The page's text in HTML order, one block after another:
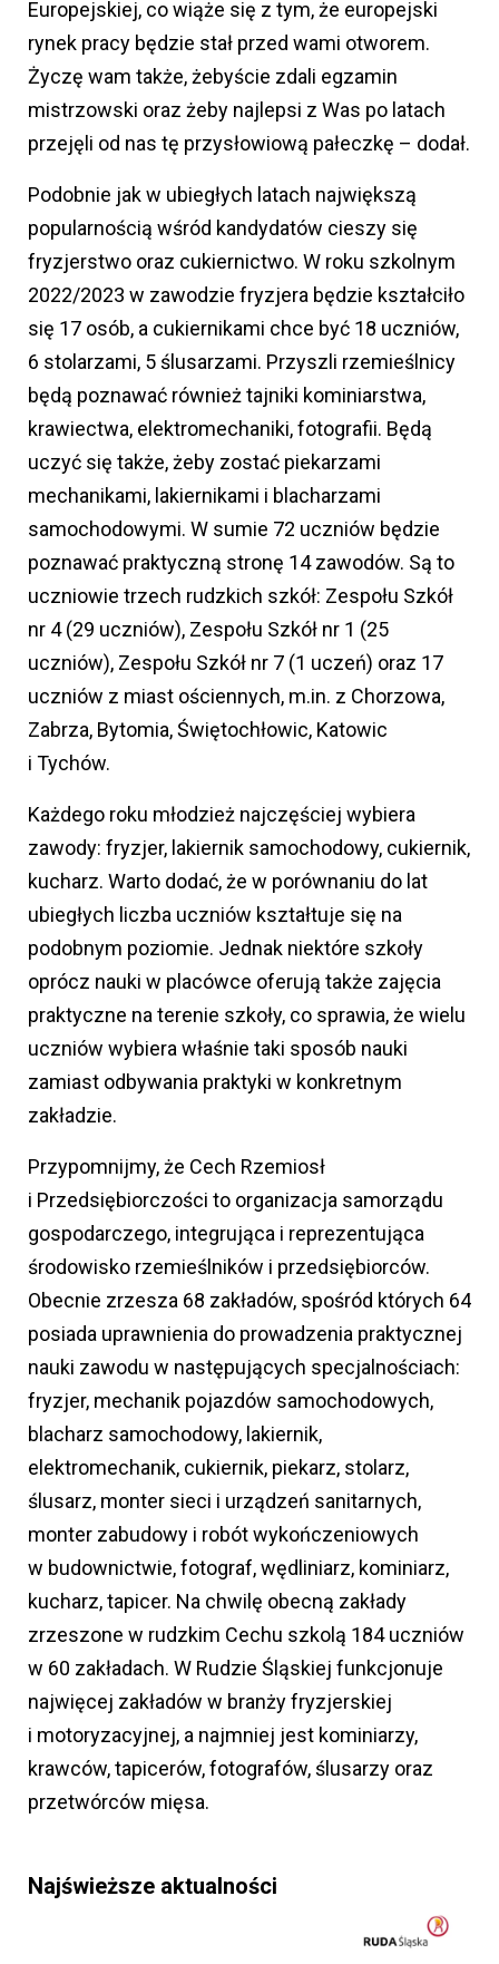
Europejskiej, co wiąże się z tym, że europejski
rynek pracy będzie stał przed wami otworem.
Życzę wam także, żebyście zdali egzamin
mistrzowski oraz żeby najlepsi z Was po latach
przejęli od nas tę przysłowiową pałeczkę – dodał.
Podobnie jak w ubiegłych latach największą
popularnością wśród kandydatów cieszy się
fryzjerstwo oraz cukiernictwo. W roku szkolnym
2022/2023 w zawodzie fryzjera będzie kształciło
się 17 osób, a cukiernikami chce być 18 uczniów,
6 stolarzami, 5 ślusarzami. Przyszli rzemieślnicy
będą poznawać również tajniki kominiarstwa,
krawiectwa, elektromechaniki, fotografii. Będą
uczyć się także, żeby zostać piekarzami
mechanikami, lakiernikami i blacharzami
samochodowymi. W sumie 72 uczniów będzie
poznawać praktyczną stronę 14 zawodów. Są to
uczniowie trzech rudzkich szkół: Zespołu Szkół
nr 4 (29 uczniów), Zespołu Szkół nr 1 (25
uczniów), Zespołu Szkół nr 7 (1 uczeń) oraz 17
uczniów z miast ościennych, m.in. z Chorzowa,
Zabrza, Bytomia, Świętochłowic, Katowic
i Tychów.
Każdego roku młodzież najczęściej wybiera
zawody: fryzjer, lakiernik samochodowy, cukiernik,
kucharz. Warto dodać, że w porównaniu do lat
ubiegłych liczba uczniów kształtuje się na
podobnym poziomie. Jednak niektóre szkoły
oprócz nauki w placówce oferują także zajęcia
praktyczne na terenie szkoły, co sprawia, że wielu
uczniów wybiera właśnie taki sposób nauki
zamiast odbywania praktyki w konkretnym
zakładzie.
Przypomnijmy, że Cech Rzemiosł
i Przedsiębiorczości to organizacja samorządu
gospodarczego, integrująca i reprezentująca
środowisko rzemieślników i przedsiębiorców.
Obecnie zrzesza 68 zakładów, spośród których 64
posiada uprawnienia do prowadzenia praktycznej
nauki zawodu w następujących specjalnościach:
fryzjer, mechanik pojazdów samochodowych,
blacharz samochodowy, lakiernik,
elektromechanik, cukiernik, piekarz, stolarz,
ślusarz, monter sieci i urządzeń sanitarnych,
monter zabudowy i robót wykończeniowych
w budownictwie, fotograf, wędliniarz, kominiarz,
kucharz, tapicer. Na chwilę obecną zakłady
zrzeszone w rudzkim Cechu szkolą 184 uczniów
w 60 zakładach. W Rudzie Śląskiej funkcjonuje
najwięcej zakładów w branży fryzjerskiej
i motoryzacyjnej, a najmniej jest kominiarzy,
krawców, tapicerów, fotografów, ślusarzy oraz
przetwórców mięsa.
Najświeższe aktualności